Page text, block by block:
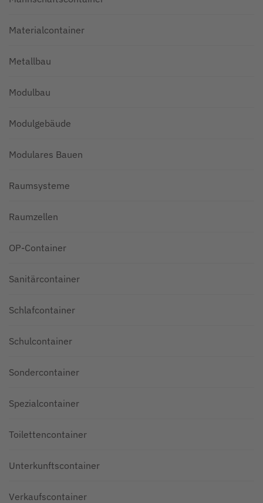
Materialcontainer
Metallbau
Modulbau
Modulgebäude
Modulares Bauen
Raumsysteme
Raumzellen
OP-Container
Sanitärcontainer
Schlafcontainer
Schulcontainer
Sondercontainer
Spezialcontainer
Toilettencontainer
Unterkunftscontainer
Verkaufscontainer